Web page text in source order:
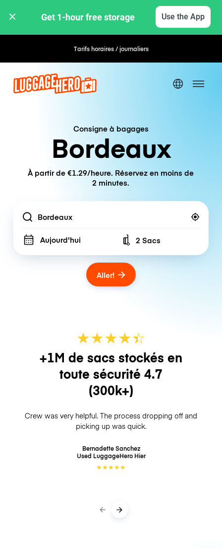
Get 1-hour free storage Use the App
Tarifs horaires / journaliers
Consigne à bagages
Bordeaux
À partir de €1.29/heure. Réservez en moins de
2 minutes.
Location
Aujourd'hui Number of bags
2 Sacs
Aller!
★★★★☆
★
+1M de sacs stockés en
toute sécurité 4.7
(300k+)
Crew was very helpful. The process dropping off and
picking up was quick.
Bernadette Sanchez
Used LuggageHero Hier
★★★★★